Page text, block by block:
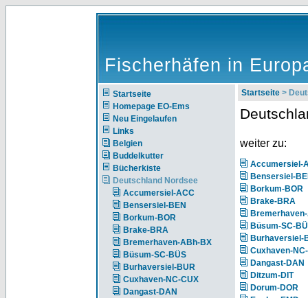
Fischerhäfen in
Startseite
Homepage EO-Ems
Neu Eingelaufen
Links
Belgien
Buddelkutter
Bücherkiste
Deutschland Nordsee
Accumersiel-ACC
Bensersiel-BEN
Borkum-BOR
Brake-BRA
Bremerhaven-ABh-BX
Büsum-SC-BÜS
Burhaversiel-BUR
Cuxhaven-NC-CUX
Dangast-DAN
Startseite >
weiter zu:
Accumersiel-
Bensersiel-
Borkum-BOR
Brake-BRA
Büsum-SC-
Burhaversiel-
Cuxhaven-
Dangast-DAN
Ditzum-DIT
Dorum-DOR